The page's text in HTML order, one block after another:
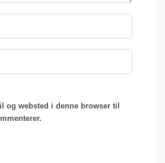
og websted i denne browser til